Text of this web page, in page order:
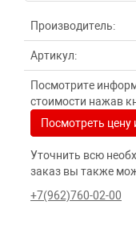
Производитель:
Артикул:
Посмотрите
стоимости нажав
Посмотреть цену
Уточнить всю
заказ вы также
+7(962)760-02-00